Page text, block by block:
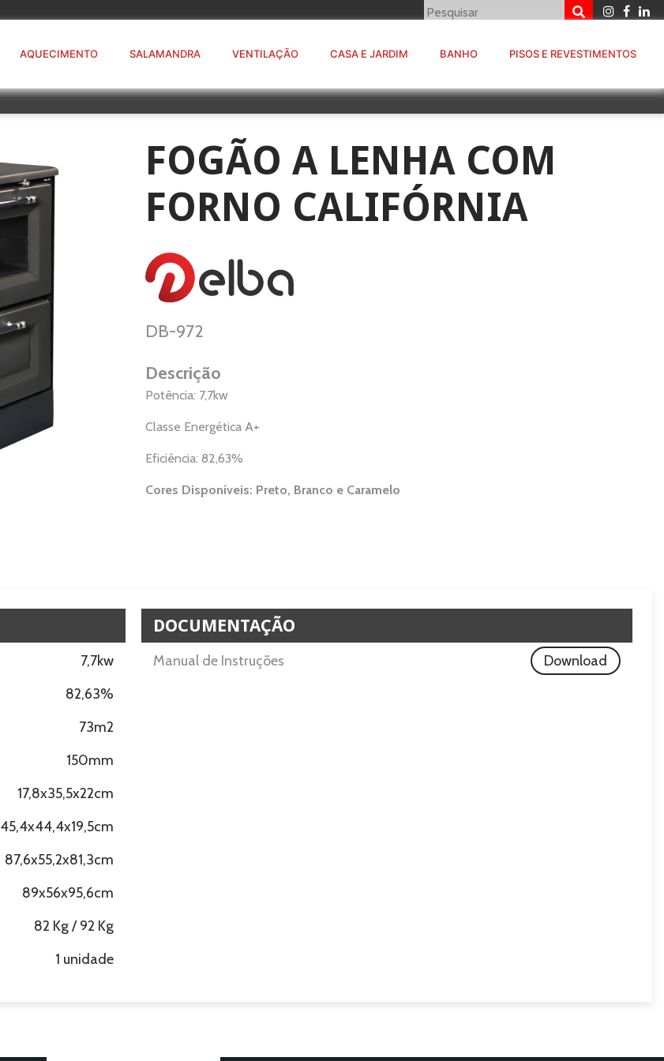
AQUECIMENTO SALAMANDRA VENTILAÇÃO CASA E JARDIM BANHO PISOS E REVESTIMENTOS
FOGÃO A LENHA COM
FORNO CALIFÓRNIA
DB-972
Descrição
Potência: 7,7kw
Classe Energética A+
Eficiência: 82,63%
Cores Disponíveis: Preto, Branco e Caramelo
7,7kw
82,63%
73m2
150mm
17,8x35,5x22cm
45,4x44,4x19,5cm
87,6x55,2x81,3cm
89x56x95,6cm
82 Kg / 92 Kg
1 unidade
DOCUMENTAÇÃO
Manual de Instruções Download